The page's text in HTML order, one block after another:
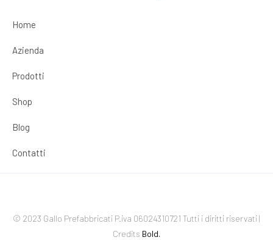
Home
Azienda
Prodotti
Shop
Blog
Contatti
© 2023 Gallo Prefabbricati P.iva 06024310721 Tutti i diritti riservati |
Credits Bold.